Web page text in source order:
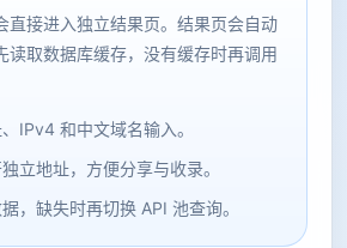
直接进入独立结果页。结果页会自动
读取数据库缓存，没有缓存时再调用
IPv4 和中文域名输入。
立地址，方便分享与收录。
，缺失时再切换 API 池查询。